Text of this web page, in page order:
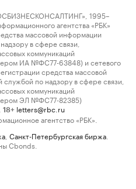
1995–
агентства «РБК»
массовой информации
в сфере связи,
коммуникаций
ИА №ФС77-63848) и сетевого
средства массовой
по надзору в сфере связи,
коммуникаций
ЭЛ №ФС77-82385)
18+ letters@rbc.ru
агентство «РБК».
Санкт-Петербургская биржа
Cbonds.